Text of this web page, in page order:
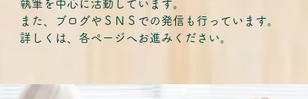
執筆を中心に活動しています。
また、ブログやＳＮＳでの発信も行っています。
詳しくは、各ページへお進みください。